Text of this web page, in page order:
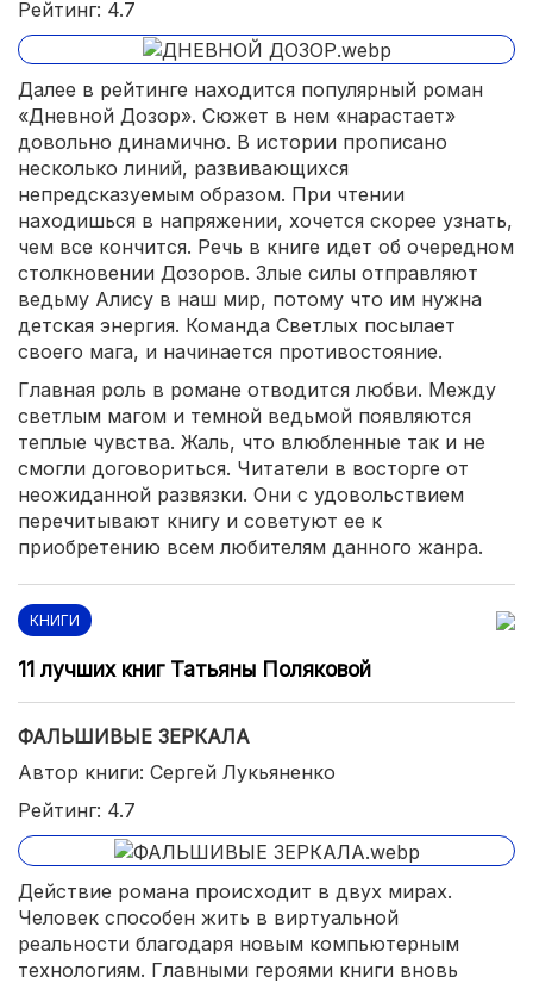
Рейтинг: 4.7
Далее в рейтинге находится популярный роман
«Дневной Дозор». Сюжет в нем «нарастает»
довольно динамично. В истории прописано
несколько линий, развивающихся
непредсказуемым образом. При чтении
находишься в напряжении, хочется скорее узнать,
чем все кончится. Речь в книге идет об очередном
столкновении Дозоров. Злые силы отправляют
ведьму Алису в наш мир, потому что им нужна
детская энергия. Команда Светлых посылает
своего мага, и начинается противостояние.
Главная роль в романе отводится любви. Между
светлым магом и темной ведьмой появляются
теплые чувства. Жаль, что влюбленные так и не
смогли договориться. Читатели в восторге от
неожиданной развязки. Они с удовольствием
перечитывают книгу и советуют ее к
приобретению всем любителям данного жанра.
КНИГИ
11 лучших книг Татьяны Поляковой
ФАЛЬШИВЫЕ ЗЕРКАЛА
Автор книги: Сергей Лукьяненко
Рейтинг: 4.7
Действие романа происходит в двух мирах.
Человек способен жить в виртуальной
реальности благодаря новым компьютерным
технологиям. Главными героями книги вновь